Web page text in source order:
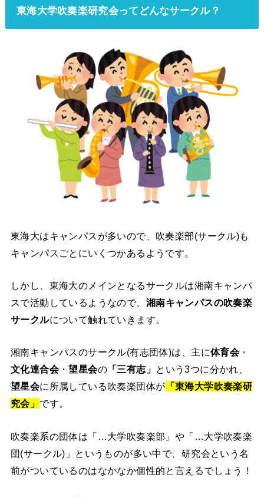
東海大学吹奏楽研究会ってどんなサークル？
東海大はキャンパスが多いので、吹奏楽部(サークル)も
キャンパスごとにいくつかあるようです。
しかし、東海大のメインとなるサークルは湘南キャンパ
スで活動しているようなので、 湘南キャンパスの吹奏楽
サークルについて触れていきます。
湘南キャンパスのサークル(有志団体)は、主に体育会・
文化連合会・望星会の 「三有志」 という3つに分かれ、
望星会に所属している吹奏楽団体が 「東海大学吹奏楽研
究会」 です。
吹奏楽系の団体は「…大学吹奏楽部」や「…大学吹奏楽
団(サークル)」というものが多い中で、研究会という名
前がついているのはなかなか個性的と言えるでしょう！